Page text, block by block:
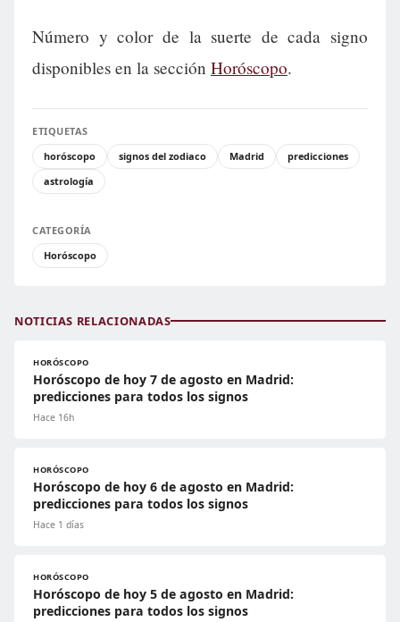
Número y color de la suerte de cada signo
disponibles en la sección Horóscopo.
ETIQUETAS
horóscopo
signos del zodiaco Madrid
predicciones
astrología
CATEGORÍA
Horóscopo
NOTICIAS RELACIONADAS
HORÓSCOPO
Horóscopo de hoy 7 de agosto en Madrid:
predicciones para todos los signos
Hace 16h
HORÓSCOPO
Horóscopo de hoy 6 de agosto en Madrid:
predicciones para todos los signos
Hace 1 días
HORÓSCOPO
Horóscopo de hoy 5 de agosto en Madrid:
predicciones para todos los signos